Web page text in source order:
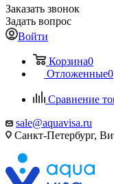
Заказать звонок
Задать вопрос
Войти
Корзина0
Отложенные0
Сравнение
sale@aquavisa.ru
Санкт-Петербург,